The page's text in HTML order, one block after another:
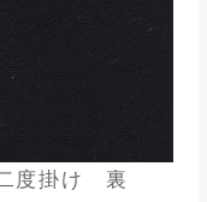
度掛け 裏